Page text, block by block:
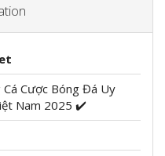
Cược Bóng Đá Uy
Nam 2025 ✔️